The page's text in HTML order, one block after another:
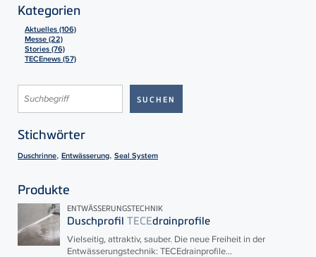
Kategorien
Aktuelles (106)
Messe (22)
Stories (76)
TECEnews (57)
Stichwörter
Duschrinne, Entwässerung, Seal System
Produkte
ENTWÄSSERUNGSTECHNIK
Duschprofil TECEdrainprofile
Vielseitig, attraktiv, sauber. Die neue Freiheit in der
Entwässerungstechnik: TECEdrainprofile...